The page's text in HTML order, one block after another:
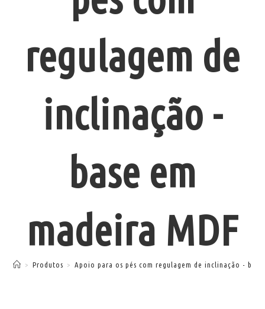
regulagem de
inclinação -
base em
madeira MDF
> Produtos > Apoio para os pés com regulagem de inclinação - base